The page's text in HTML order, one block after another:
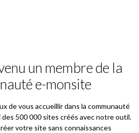
un membre de la
e-monsite
de vous accueillir dans la communauté
500 000 sites créés avec notre outil.
votre site sans connaissances